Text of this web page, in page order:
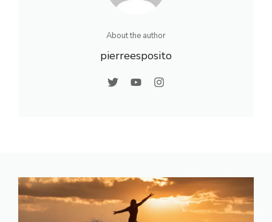
About the author
pierreesposito